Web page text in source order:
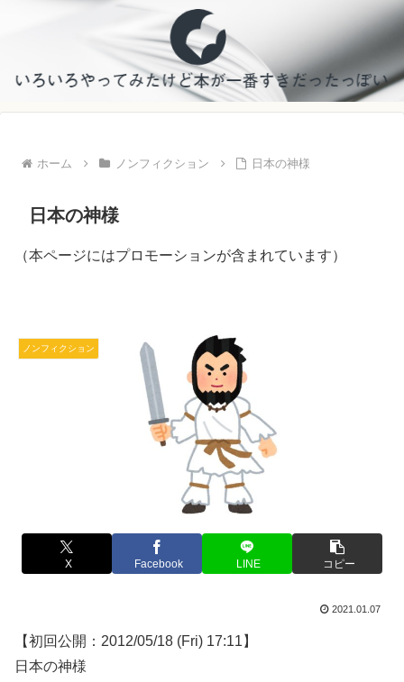
ホーム ノンフィクション 日本の神様
日本の神様
（本ページにはプロモーションが含まれています）
ノンフィクション
X Facebook LINE コピー
2021.01.07
【初回公開：2012/05/18 (Fri) 17:11】
日本の神様